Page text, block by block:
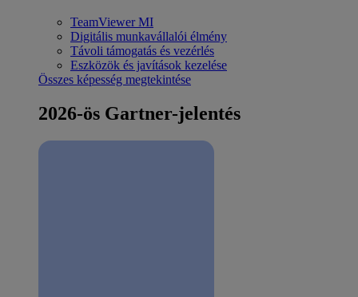
TeamViewer MI
Digitális munkavállalói élmény
Távoli támogatás és vezérlés
Eszközök és javítások kezelése
Összes képesség megtekintése
2026-ös Gartner-jelentés